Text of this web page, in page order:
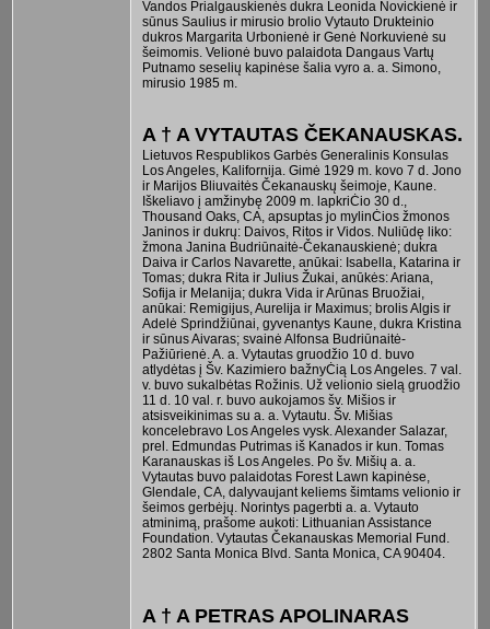
Vandos Prialgauskienės dukra Leonida Novickienė ir
sūnus Saulius ir mirusio brolio Vytauto Drukteinio
dukros Margarita Urbonienė ir Genė Norkuvienė su
šeimomis. Velionė buvo palaidota Dangaus Vartų
Putnamo seselių kapinėse šalia vyro a. a. Simono,
mirusio 1985 m.
A † A VYTAUTAS ČEKANAUSKAS.
Lietuvos Respublikos Garbės Generalinis Konsulas
Los Angeles, Kalifornija. Gimė 1929 m. kovo 7 d. Jono
ir Marijos Bliuvaitės Čekanauskų šeimoje, Kaune.
Iškeliavo į amžinybę 2009 m. lapkriĊio 30 d.,
Thousand Oaks, CA, apsuptas jo mylinĊios žmonos
Janinos ir dukrų: Daivos, Ritos ir Vidos. Nuliūdę liko:
žmona Janina Budriūnaitė-Čekanauskienė; dukra
Daiva ir Carlos Navarette, anūkai: Isabella, Katarina ir
Tomas; dukra Rita ir Julius Žukai, anūkės: Ariana,
Sofija ir Melanija; dukra Vida ir Arūnas Bruožiai,
anūkai: Remigijus, Aurelija ir Maximus; brolis Algis ir
Adelė Sprindžiūnai, gyvenantys Kaune, dukra Kristina
ir sūnus Aivaras; svainė Alfonsa Budriūnaitė-
Pažiūrienė. A. a. Vytautas gruodžio 10 d. buvo
atlydėtas į Šv. Kazimiero bažnyĊią Los Angeles. 7 val.
v. buvo sukalbėtas Rožinis. Už velionio sielą gruodžio
11 d. 10 val. r. buvo aukojamos šv. Mišios ir
atsisveikinimas su a. a. Vytautu. Šv. Mišias
koncelebravo Los Angeles vysk. Alexander Salazar,
prel. Edmundas Putrimas iš Kanados ir kun. Tomas
Karanauskas iš Los Angeles. Po šv. Mišių a. a.
Vytautas buvo palaidotas Forest Lawn kapinėse,
Glendale, CA, dalyvaujant keliems šimtams velionio ir
šeimos gerbėjų. Norintys pagerbti a. a. Vytauto
atminimą, prašome aukoti: Lithuanian Assistance
Foundation. Vytautas Čekanauskas Memorial Fund.
2802 Santa Monica Blvd. Santa Monica, CA 90404.
A † A PETRAS APOLINARAS